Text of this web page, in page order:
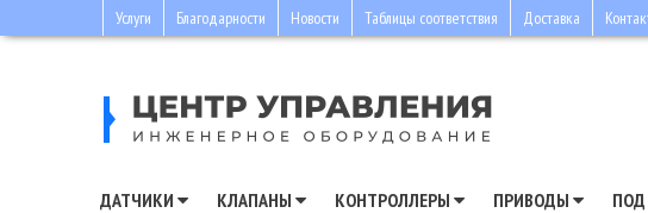
Услуги Благодарности Новости Таблицы соответствия Доставка
ДАТЧИКИ КЛАПАНЫ КОНТРОЛЛЕРЫ ПРИВОДЫ ПОД